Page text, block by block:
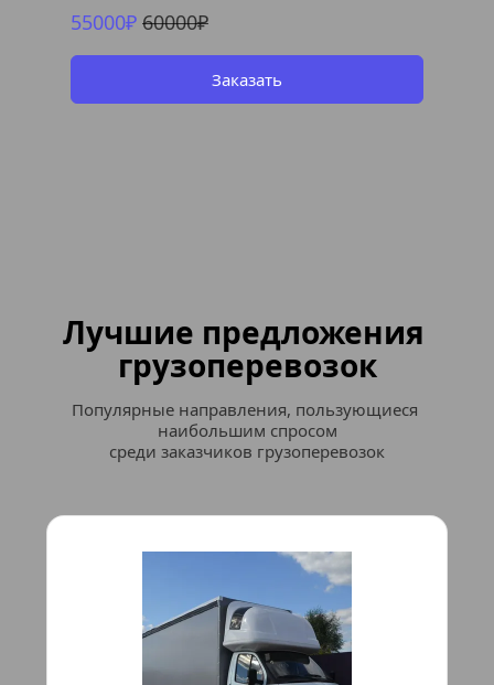
55000₽ 60000₽
Заказать
Лучшие предложения
грузоперевозок
Популярные направления, пользующиеся
наибольшим спросом
среди заказчиков грузоперевозок